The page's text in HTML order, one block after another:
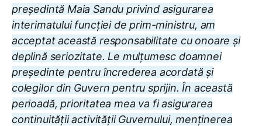
președintă Maia Sandu privind asigurarea
interimatului funcției de prim-ministru, am
acceptat această responsabilitate cu onoare și
deplină seriozitate. Le mulțumesc doamnei
președinte pentru încrederea acordată și
colegilor din Guvern pentru sprijin. În această
perioadă, prioritatea mea va fi asigurarea
continuității activității Guvernului, menținerea